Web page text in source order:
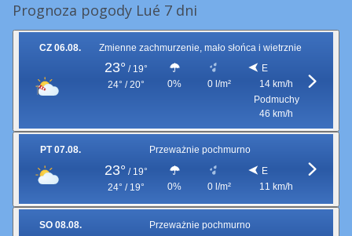
Prognoza pogody Lué 7 dni
CZ 06.08. Zmienne zachmurzenie, mało słońca i wietrznie
23° / 19°
24° / 20°
0% 0 l/m²
E
14 km/h
Podmuchy
46 km/h
PT 07.08. Przeważnie pochmurno
23° / 19°
24° / 19°
0% 0 l/m²
E
11 km/h
SO 08.08. Przeważnie pochmurno